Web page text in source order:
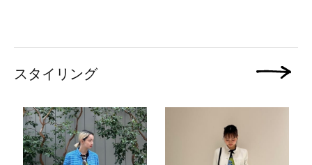
スタイリング 次の画像